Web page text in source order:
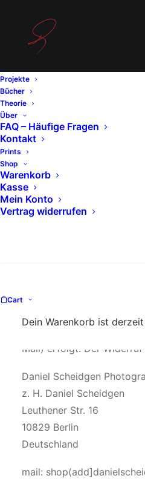
Projekte
Bücher
Theorie
Über
FAQ – Häufige Fragen
Kontakt
Prints
Shop
Warenkorb
Kasse
Mein Konto
Vertrag widerrufen
Cart
Dein Warenkorb ist derzeit
Widerrufsbelehrung
Widerrufsrecht
Bei Kauf von realen
Sie Ihre Vertragserklärung
Tagen ohne Angabe von
Widerrufsfrist genügt die
Mail) erfolgt. Der
Daniel Scheidgen
z. H. Daniel Scheidgen
Leuthener Str. 16
10829 Berlin
Deutschland
mail: